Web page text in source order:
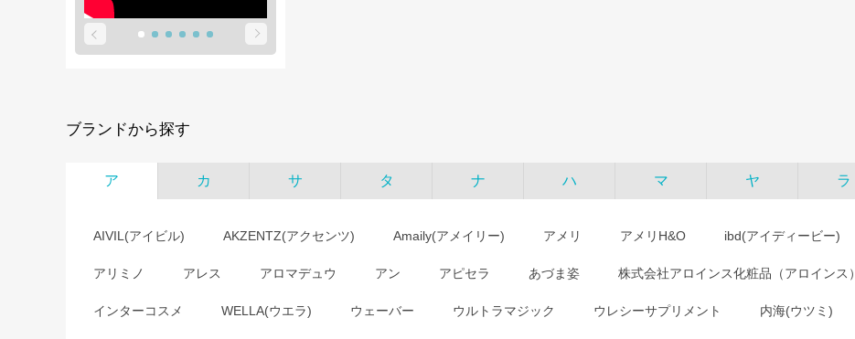
ブランドから探す
ア カ サ タ ナ ハ マ ヤ ラ
AIVIL(アイビル) AKZENTZ(アクセンツ) Amaily(アメイリー) アメリ アメリH&O ibd(アイディービー)
アリミノ アレス アロマデュウ アン アピセラ あづま姿 株式会社アロインス化粧品（アロインス）
インターコスメ WELLA(ウエラ) ウェーバー ウルトラマジック ウレシーサプリメント 内海(ウツミ)